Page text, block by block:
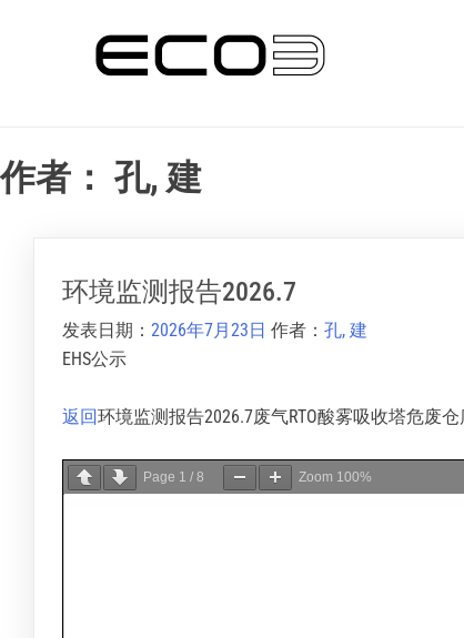
易客发印艺
作者： 孔, 建
环境监测报告2026.7
发表日期： 2026年7月23日 作者： 孔, 建
EHS公示
返回环境监测报告2026.7废气RTO酸雾吸收塔危废仓
Page 1 / 8 Zoom 100%